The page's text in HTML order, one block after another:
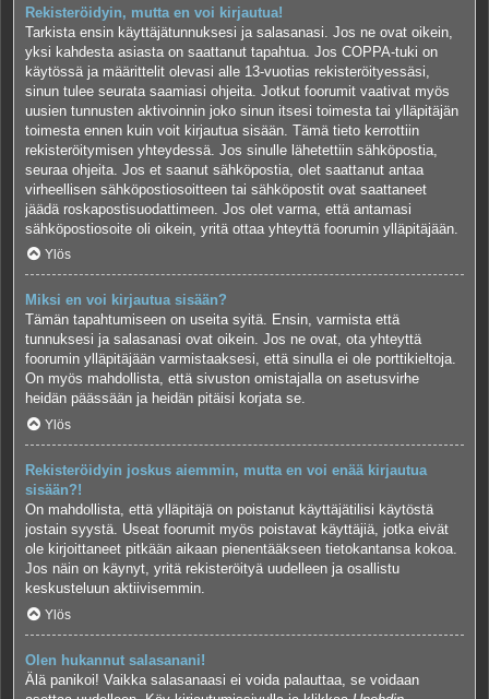
Rekisteröidyin, mutta en voi kirjautua!
Tarkista ensin käyttäjätunnuksesi ja salasanasi. Jos ne ovat oikein,
yksi kahdesta asiasta on saattanut tapahtua. Jos COPPA-tuki on
käytössä ja määrittelit olevasi alle 13-vuotias rekisteröityessäsi,
sinun tulee seurata saamiasi ohjeita. Jotkut foorumit vaativat myös
uusien tunnusten aktivoinnin joko sinun itsesi toimesta tai ylläpitäjän
toimesta ennen kuin voit kirjautua sisään. Tämä tieto kerrottiin
rekisteröitymisen yhteydessä. Jos sinulle lähetettiin sähköpostia,
seuraa ohjeita. Jos et saanut sähköpostia, olet saattanut antaa
virheellisen sähköpostiosoitteen tai sähköpostit ovat saattaneet
jäädä roskapostisuodattimeen. Jos olet varma, että antamasi
sähköpostiosoite oli oikein, yritä ottaa yhteyttä foorumin ylläpitäjään.
Ylös
Miksi en voi kirjautua sisään?
Tämän tapahtumiseen on useita syitä. Ensin, varmista että
tunnuksesi ja salasanasi ovat oikein. Jos ne ovat, ota yhteyttä
foorumin ylläpitäjään varmistaaksesi, että sinulla ei ole porttikieltoja.
On myös mahdollista, että sivuston omistajalla on asetusvirhe
heidän päässään ja heidän pitäisi korjata se.
Ylös
Rekisteröidyin joskus aiemmin, mutta en voi enää kirjautua
sisään?!
On mahdollista, että ylläpitäjä on poistanut käyttäjätilisi käytöstä
jostain syystä. Useat foorumit myös poistavat käyttäjiä, jotka eivät
ole kirjoittaneet pitkään aikaan pienentääkseen tietokantansa kokoa.
Jos näin on käynyt, yritä rekisteröityä uudelleen ja osallistu
keskusteluun aktiivisemmin.
Ylös
Olen hukannut salasanani!
Älä panikoi! Vaikka salasanaasi ei voida palauttaa, se voidaan